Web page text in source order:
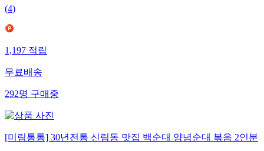
(4)
1,197 적립
무료배송
292명 구매중
[미림통통] 30년전통 신림동 맛집 백순대 양념순대 볶음 2인분